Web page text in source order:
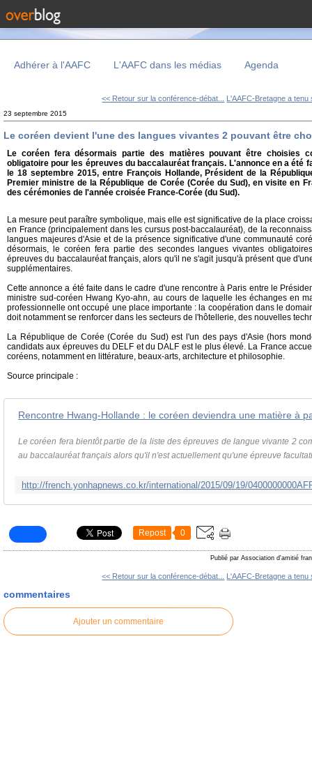
Adhérer à l'AAFC L'AAFC dans les médias Agenda
<< Retour sur la conférence-débat... L'AAFC-Bretagne a tenu
23 septembre 2015
Le coréen devient l'une des langues vivantes 2 pouvant être
Le coréen fera désormais partie des matières pouvant être choisies
obligatoire pour les épreuves du baccalauréat français. L'annonce en a été
le 18 septembre 2015, entre François Hollande, Président de la
Premier ministre de la République de Corée (Corée du Sud), en visite en
des cérémonies de l'année croisée France-Corée (du Sud).
La mesure peut paraître symbolique, mais elle est significative de la place
en France (principalement dans les cursus post-baccalauréat), de la
langues majeures d'Asie et de la présence significative d'une communauté
désormais, le coréen fera partie des secondes langues vivantes
épreuves du baccalauréat français, alors qu'il ne s'agit jusqu'à présent que
supplémentaires.
Cette annonce a été faite dans le cadre d'une rencontre à Paris entre le
ministre sud-coréen Hwang Kyo-ahn, au cours de laquelle les échanges en
professionnelle ont occupé une place importante : la coopération dans le
doit notamment se renforcer dans les secteurs de l'hôtellerie, des nouvelles
La République de Corée (Corée du Sud) est l'un des pays d'Asie (hors
candidats aux épreuves du DELF et du DALF est le plus élevé. La France
coréens, notamment en littérature, beaux-arts, architecture et philosophie.
Source principale :
Rencontre Hwang-Hollande : le coréen deviendra une matière à
Le coréen fera bientôt partie de la liste des épreuves de langue vivante 2
au baccalauréat français alors qu'il n'est actuellement qu'une épreuve
Repost 0
Publié par Association d'amitié
<< Retour sur la conférence-débat... L'AAFC-Bretagne a tenu
commentaires
Ajouter un commentaire